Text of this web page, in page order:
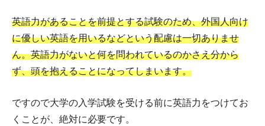
英語力があることを前提とする試験のため、外国人向け
に優しい英語を用いるなどという配慮は一切ありませ
ん。英語力がないと何を問われているのかさえ分から
ず、頭を抱えることになってしまいます。
ですので大学の入学試験を受ける前に英語力をつけてお
くことが、絶対に必要です。